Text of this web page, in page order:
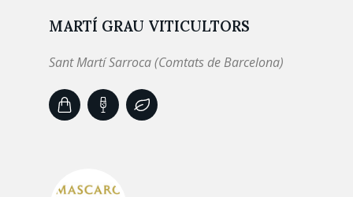
MARTÍ GRAU VITICULTORS
Sant Martí Sarroca (Comtats de Barcelona)